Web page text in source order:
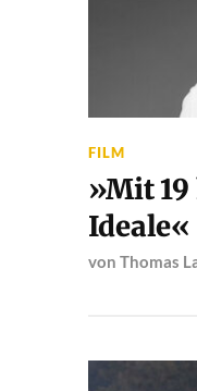
FILM
»Mit
Ideale«
von Thomas